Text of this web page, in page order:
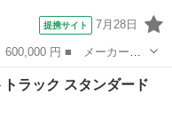
提携サイト 7月28日
ード名： ２ｎｄアニ
、純正ＭＯＭＯステアリ
ラック スタンダード